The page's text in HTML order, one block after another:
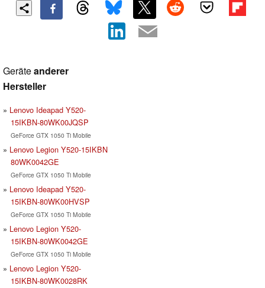
Geräteanderer
Hersteller
Lenovo Ideapad Y520-
15IKBN-80WK00JQSP
GeForce GTX 1050 Ti Mobile
Lenovo Legion Y520-15IKBN
80WK0042GE
GeForce GTX 1050 Ti Mobile
Lenovo Ideapad Y520-
15IKBN-80WK00HVSP
GeForce GTX 1050 Ti Mobile
Lenovo Legion Y520-
15IKBN-80WK0042GE
GeForce GTX 1050 Ti Mobile
Lenovo Legion Y520-
15IKBN-80WK0028RK